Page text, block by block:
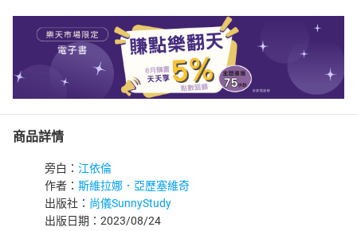
商品詳情
旁白： 江依倫
作者： 斯維拉娜．亞歷塞維奇
出版社： 尚儀SunnyStudy
出版日期：2023/08/24